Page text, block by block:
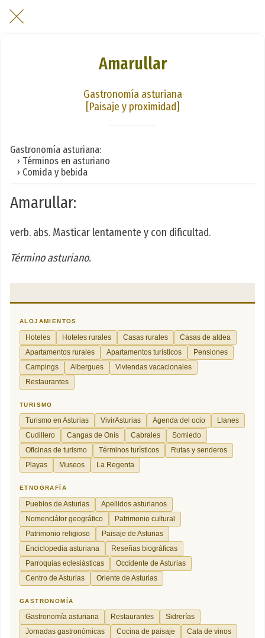
Amarullar
Gastronomía asturiana
[Paisaje y proximidad]
Gastronomía asturiana:
› Términos en asturiano
› Comida y bebida
Amarullar:
verb. abs. Masticar lentamente y con dificultad.
Término asturiano.